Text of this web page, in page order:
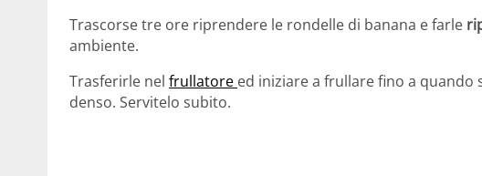
Trascorse tre ore riprendere le rondelle di banana e farle
ambiente.
Trasferirle nel frullatore ed iniziare a frullare fino a
denso. Servitelo subito.